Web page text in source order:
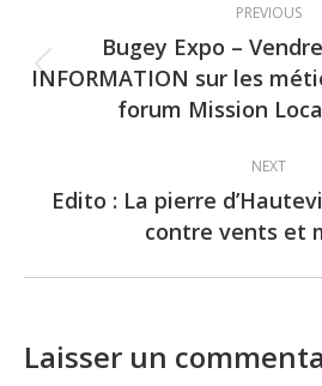
navigation
PREVIOUS
post:
Bugey Expo –
INFORMATION sur les
forum Mission
NEXT
Next
post:
Edito : La pierre
contre vents et
Laisser un